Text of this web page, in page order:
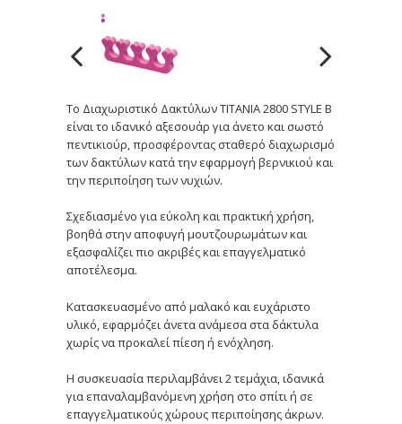
Το Διαχωριστικό Δακτύλων TITANIA 2800 STYLE B
είναι το ιδανικό αξεσουάρ για άνετο και σωστό
πεντικιούρ, προσφέροντας σταθερό διαχωρισμό
των δακτύλων κατά την εφαρμογή βερνικιού και
την περιποίηση των νυχιών.
Σχεδιασμένο για εύκολη και πρακτική χρήση,
βοηθά στην αποφυγή μουτζουρωμάτων και
εξασφαλίζει πιο ακριβές και επαγγελματικό
αποτέλεσμα.
Κατασκευασμένο από μαλακό και ευχάριστο
υλικό, εφαρμόζει άνετα ανάμεσα στα δάκτυλα
χωρίς να προκαλεί πίεση ή ενόχληση.
Η συσκευασία περιλαμβάνει 2 τεμάχια, ιδανικά
για επαναλαμβανόμενη χρήση στο σπίτι ή σε
επαγγελματικούς χώρους περιποίησης άκρων.